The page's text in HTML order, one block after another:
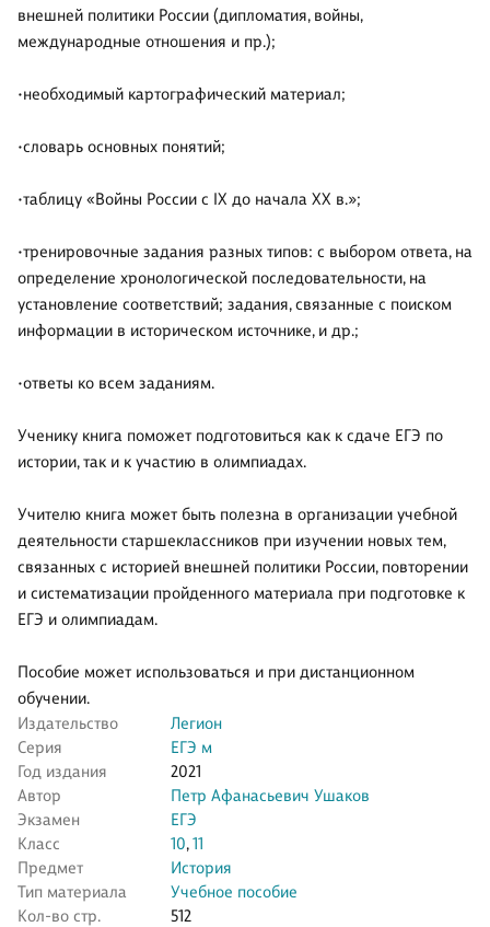
внешней политики России (дипломатия, войны,
международные отношения и пр.);
•необходимый картографический материал;
•словарь основных понятий;
•таблицу «Войны России с IX до начала XX в.»;
•тренировочные задания разных типов: с выбором ответа, на
определение хронологической последовательности, на
установление соответствий; задания, связанные с поиском
информации в историческом источнике, и др.;
•ответы ко всем заданиям.
Ученику книга поможет подготовиться как к сдаче ЕГЭ по
истории, так и к участию в олимпиадах.
Учителю книга может быть полезна в организации учебной
деятельности старшеклассников при изучении новых тем,
связанных с историей внешней политики России, повторении
и систематизации пройденного материала при подготовке к
ЕГЭ и олимпиадам.
Пособие может использоваться и при дистанционном
обучении.
Издательство
Легион
Серия
ЕГЭ м
Год издания
2021
Автор
Петр Афанасьевич Ушаков
Экзамен
ЕГЭ
Класс
10,11
Предмет
История
Тип материала
Учебное пособие
Кол-во стр.
512